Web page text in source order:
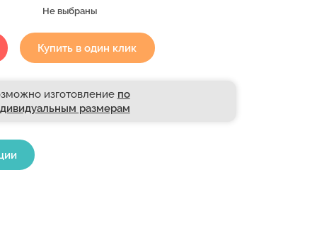
Не выбраны
Купить в один клик
изготовление по
размерам